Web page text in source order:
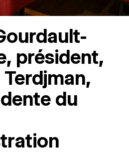
président,
du